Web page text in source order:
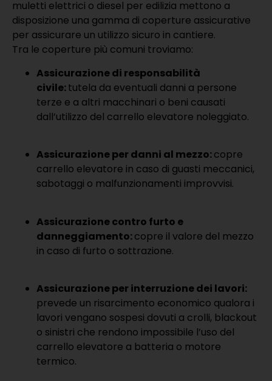
muletti elettrici o diesel per edilizia mettono a
disposizione una gamma di coperture assicurative
per assicurare un utilizzo sicuro in cantiere.
Tra le coperture più comuni troviamo:
Assicurazione di responsabilità
civile:tutela da eventuali danni a persone
terze e a altri macchinari o beni causati
dall’utilizzo del carrello elevatore noleggiato.
Assicurazione per danni al mezzo:copre
carrello elevatore in caso di guasti meccanici,
sabotaggi o malfunzionamenti improvvisi.
Assicurazione contro furto e
danneggiamento:copre il valore del mezzo
in caso di furto o sottrazione.
Assicurazione per interruzione dei lavori:
prevede un risarcimento economico qualora i
lavori vengano sospesi dovuti a crolli, blackout
o sinistri che rendono impossibile l’uso del
carrello elevatore a batteria o motore
termico.